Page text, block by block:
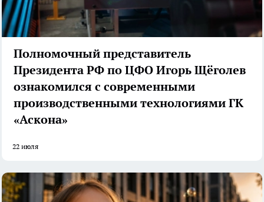
Полномочный представитель
Президента РФ по ЦФО Игорь Щёголев
ознакомился с современными
производственными технологиями ГК
«Аскона»
22 июля